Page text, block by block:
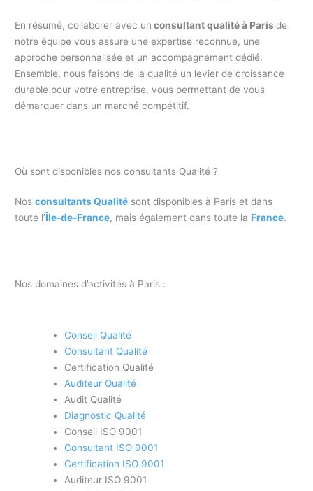
En résumé, collaborer avec un consultant qualité à Parisde
notre équipe vous assure une expertise reconnue, une
approche personnalisée et un accompagnement dédié.
Ensemble, nous faisons de la qualité un levier de croissance
durable pour votre entreprise, vous permettant de vous
démarquer dans un marché compétitif.
Où sont disponibles nos consultants Qualité ?
Nosconsultants Qualité sont disponibles à Paris et dans
toute l’Île-de-France, mais également dans toute laFrance.
Nos domaines d’activités à Paris :
Conseil Qualité
Consultant Qualité
Certification Qualité
Auditeur Qualité
Audit Qualité
Diagnostic Qualité
Conseil ISO 9001
Consultant ISO 9001
Certification ISO 9001
Auditeur ISO 9001